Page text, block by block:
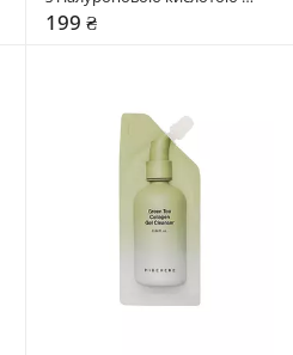
Hidehere 25 мл
199 ₴